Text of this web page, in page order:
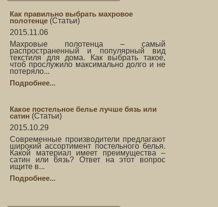
Как правильно выбрать махровое
полотенце (Статьи)
2015.11.06
Махровые полотенца – самый
распространенный и популярный вид
текстиля для дома. Как выбрать такое,
чтоб прослужило максимально долго и не
потеряло...
Подробнее...
Какое постельное белье лучше бязь или
сатин (Статьи)
2015.10.29
Современные производители предлагают
широкий ассортимент постельного белья.
Какой материал имеет преимущества –
сатин или бязь? Ответ на этот вопрос
ищите в...
Подробнее...